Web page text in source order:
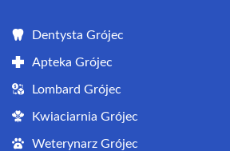
Dentysta Grójec
Apteka Grójec
Lombard Grójec
Kwiaciarnia Grójec
Weterynarz Grójec